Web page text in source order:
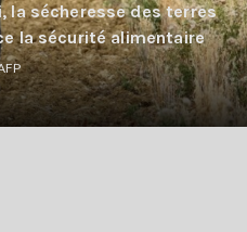
la sécheresse des terres
la sécurité alimentaire